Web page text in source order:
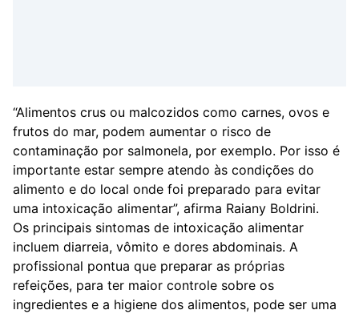
“Alimentos crus ou malcozidos como carnes, ovos e
frutos do mar, podem aumentar o risco de
contaminação por salmonela, por exemplo. Por isso é
importante estar sempre atendo às condições do
alimento e do local onde foi preparado para evitar
uma intoxicação alimentar”, afirma Raiany Boldrini.
Os principais sintomas de intoxicação alimentar
incluem diarreia, vômito e dores abdominais. A
profissional pontua que preparar as próprias
refeições, para ter maior controle sobre os
ingredientes e a higiene dos alimentos, pode ser uma